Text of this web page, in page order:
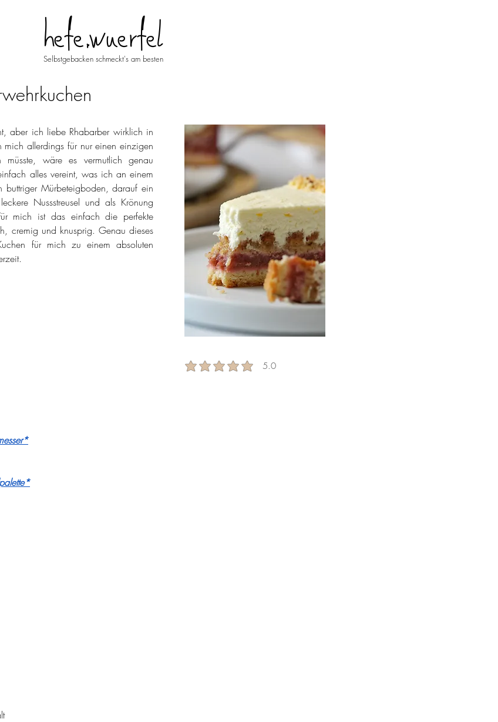
hefe.wuerfel
Selbstgebacken schmeckt's am besten
aber ich liebe Rhabarber wirklich in
allerdings für nur einen einzigen
müsste, wäre es vermutlich genau
alles vereint, was ich an einem
buttriger Mürbeteigboden, darauf ein
Nussstreusel und als Krönung
mich ist das einfach die perfekte
cremig und knusprig. Genau dieses
für mich zu einem absoluten
5.0
average rating is 5 out of 5